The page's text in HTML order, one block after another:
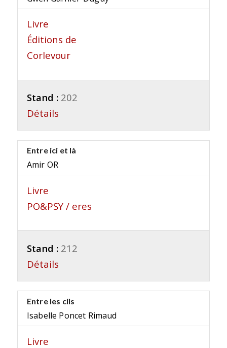
Livre
Éditions de
Corlevour
Stand : 202
Détails
Entre ici et là
Amir OR
Livre
PO&PSY / eres
Stand : 212
Détails
Entre les cils
Isabelle Poncet Rimaud
Livre